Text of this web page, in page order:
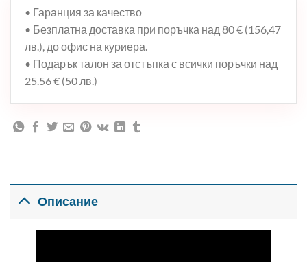
• Гаранция за качество
• Безплатна доставка при поръчка над 80 € (156,47
лв.), до офис на куриера.
• Подарък талон за отстъпка с всички поръчки над
25.56 € (50 лв.)
Описание